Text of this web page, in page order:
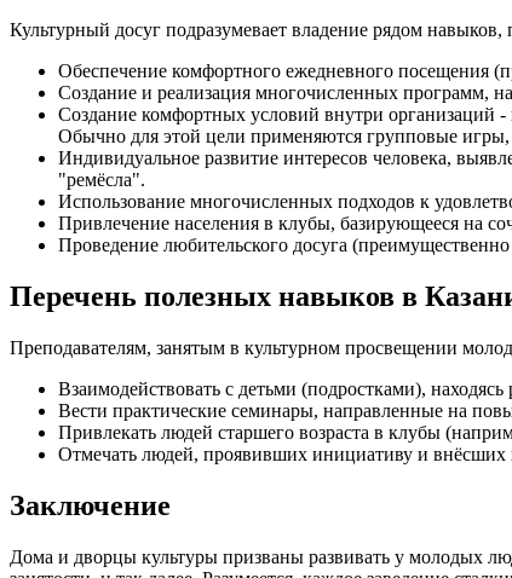
Культурный досуг подразумевает владение рядом
Обеспечение комфортного ежедневного посещения
Создание и реализация многочисленных программ,
Создание комфортных условий внутри организаций
Обычно для этой цели применяются групповые
Индивидуальное развитие интересов человека,
"ремёсла".
Использование многочисленных подходов к
Привлечение населения в клубы, базирующееся на
Проведение любительского досуга
Перечень полезных навыков в
Преподавателям, занятым в культурном просвещении
Взаимодействовать с детьми (подростками), находясь
Вести практические семинары, направленные на
Привлекать людей старшего возраста в клубы
Отмечать людей, проявивших инициативу и внёсших
Заключение
Дома и дворцы культуры призваны развивать у молодых